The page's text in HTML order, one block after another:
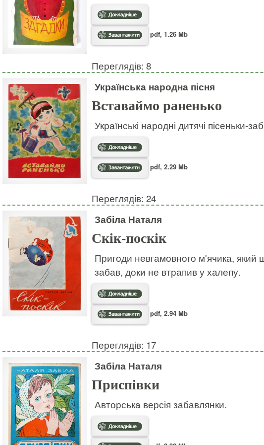
pdf, 1.26 Mb
Переглядів: 8
Українська народна пісня
Вставаймо раненько
Українські народні дитячі пісеньки-
pdf, 2.29 Mb
Переглядів: 24
Забіла Наталя
Скік-поскік
Пригоди невгамовного м'ячика, який
забав, доки не втрапив у халепу.
pdf, 2.94 Mb
Переглядів: 17
Забіла Наталя
Приспівки
Авторська версія забавлянки.